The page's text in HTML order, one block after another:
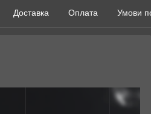
Доставка Оплата Умови